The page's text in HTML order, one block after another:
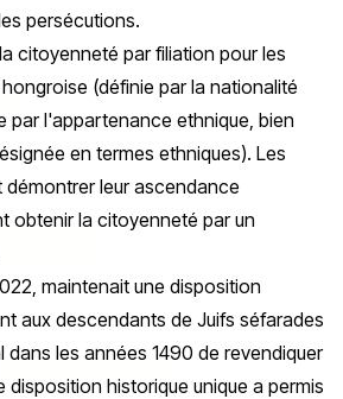
persécutions.
citoyenneté par filiation pour les
(définie par la nationalité
par l'appartenance ethnique, bien
en termes ethniques). Les
leur ascendance
obtenir la citoyenneté par un
maintenait une disposition
aux descendants de Juifs séfarades
dans les années 1490 de revendiquer
historique unique a permis